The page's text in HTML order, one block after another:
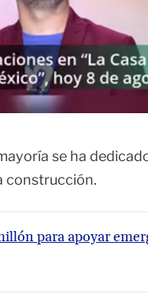
se ha
construcción.
para apoyar